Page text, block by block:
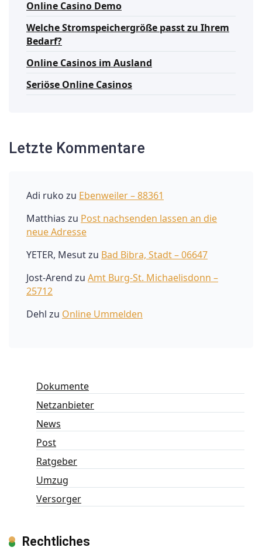
Online Casino Demo
Welche Stromspeichergröße passt zu Ihrem
Bedarf?
Online Casinos im Ausland
Seriöse Online Casinos
Letzte Kommentare
Adi ruko zu Ebenweiler – 88361
Matthias zu Post nachsenden lassen an die
neue Adresse
YETER, Mesutzu Bad Bibra, Stadt – 06647
Jost-Arend zu Amt Burg-St. Michaelisdonn –
25712
Dehl zu Online Ummelden
Dokumente
Netzanbieter
News
Post
Ratgeber
Umzug
Versorger
Rechtliches